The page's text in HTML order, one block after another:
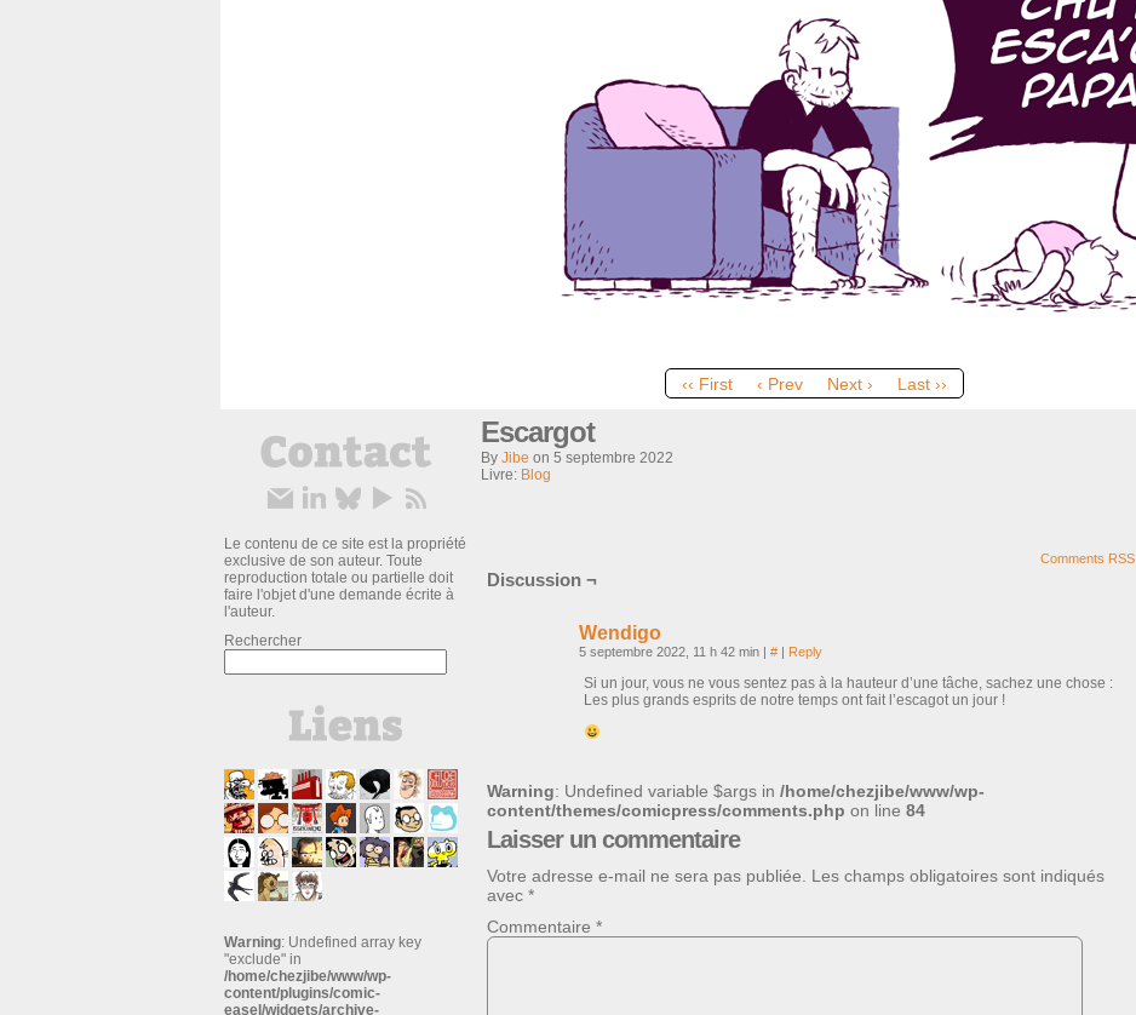
‹‹ First ‹ Prev Next › Last ››
Le contenu de ce site est la propriété
exclusive de son auteur. Toute
reproduction totale ou partielle doit
faire l'objet d'une demande écrite à
l'auteur.
Rechercher
Warning: Undefined array key
"exclude" in
/home/chezjibe/www/wp-
content/plugins/comic-
easel/widgets/archive-
Escargot
By Jibe on 5 septembre 2022
Livre: Blog
Comments RSS
Discussion ¬
Wendigo
5 septembre 2022, 11 h 42 min | # | Reply
Si un jour, vous ne vous sentez pas à la hauteur d’une tâche, sachez une chose :
Les plus grands esprits de notre temps ont fait l’escagot un jour !
Warning: Undefined variable $args in /home/chezjibe/www/wp-
content/themes/comicpress/comments.php on line 84
Laisser un commentaire
Votre adresse e-mail ne sera pas publiée.
Les champs obligatoires sont indiqués
avec *
Commentaire *